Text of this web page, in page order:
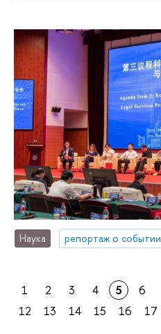
Наука репортаж о событии
1 2 3 4 5 6
12
13 14 15 16 17